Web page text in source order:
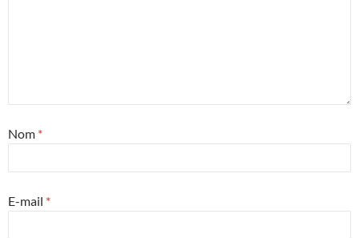
Nom *
E-mail *